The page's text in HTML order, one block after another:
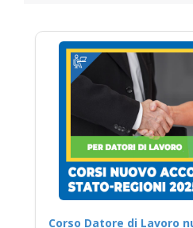
Corso Datore di Lavoro